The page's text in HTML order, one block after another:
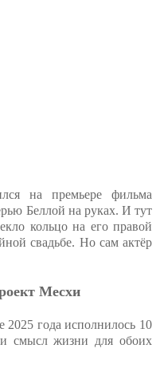
на премьере фильма
Беллой на руках. И тут
кольцо на его правой
свадьбе. Но сам актёр
Месхи
2025 года исполнилось 10
и смысл жизни для обоих